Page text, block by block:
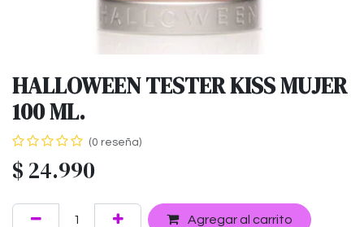
HALLOWEEN TESTER KISS MUJER
100 ML.
(0 reseña)
$ 24.990
Agregar al carrito